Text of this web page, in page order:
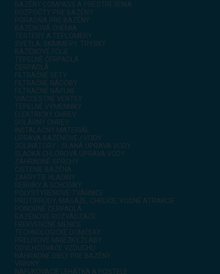
BAZÉNY COMPASS A PRESTREŠENIA
ROZPOČTY PRE BAZÉNY
PORADŇA PRE BAZÉNY
BAZÉNOVÁ CHÉMIA
TESTERY A TEPLOMERY
SVETLÁ, SKIMMERY, TRYSKY
BAZÉNOVÉ FÓLIE
TEPELNÉ ČERPADLÁ
ČERPADLÁ
FILTRAČNÉ SETY
FILTRAČNÉ NÁDOBY
FILTRAČNÉ NÁPLNE
VIACCESTNÉ VENTILY
TEPELNÉ VÝMENNÍKY
ELEKTRICKÝ OHREV
SOLÁRNY OHREV
INŠTALAČNÝ MATERIÁL
ÚPRAVA BAZÉNOVEJ VODY
SOLINÁTORY - SLANÁ ÚPRAVA VODY
SLADKÁ CHLÓROVÁ ÚPRAVA VODY
ZÁHRADNÉ SPRCHY
ČISTENIE BAZÉNA
ZAKRYTIE HLADINY
REBRÍKY A SCHODÍKY
POLYSTYRÉNOVÉ TVÁRNICE
PROTIPRÚDY, MASÁŽE, CHRLIČE, VODNÉ ATRAKCIE
PONORNÉ ČERPADLÁ
BAZÉNOVÉ ROZVÁDZAČE
FREKVENČNÉ MENIČE
TECHNOLOGICKÉ DOMČEKY
PRELIVOVÉ MRIEŽKY,ŽĽABY
ODVLHČOVAČE VZDUCHU
NÁHRADNÉ DIELY PRE BAZÉNY
VÍRIVKY
NAFUKOVACIE LEHÁTKA A POSTELE